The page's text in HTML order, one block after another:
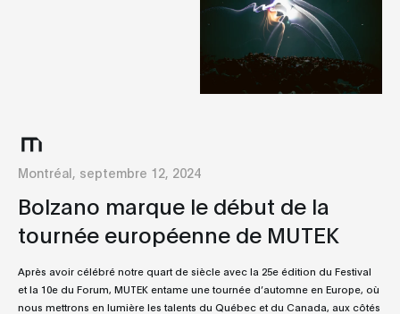
Montréal, septembre 12, 2024
Bolzano marque le début de la
tournée européenne de MUTEK
Après avoir célébré notre quart de siècle avec la 25e édition du Festival
et la 10e du Forum, MUTEK entame une tournée d’automne en Europe, où
nous mettrons en lumière les talents du Québec et du Canada, aux côtés